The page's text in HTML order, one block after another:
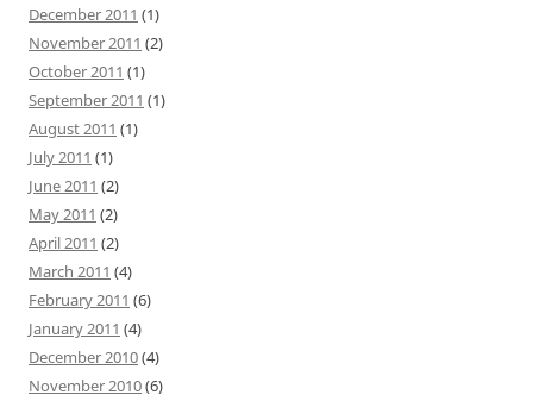
December 2011 (1)
November 2011 (2)
October 2011 (1)
September 2011 (1)
August 2011 (1)
July 2011 (1)
June 2011 (2)
May 2011 (2)
April 2011 (2)
March 2011 (4)
February 2011 (6)
January 2011 (4)
December 2010(4)
November 2010(6)